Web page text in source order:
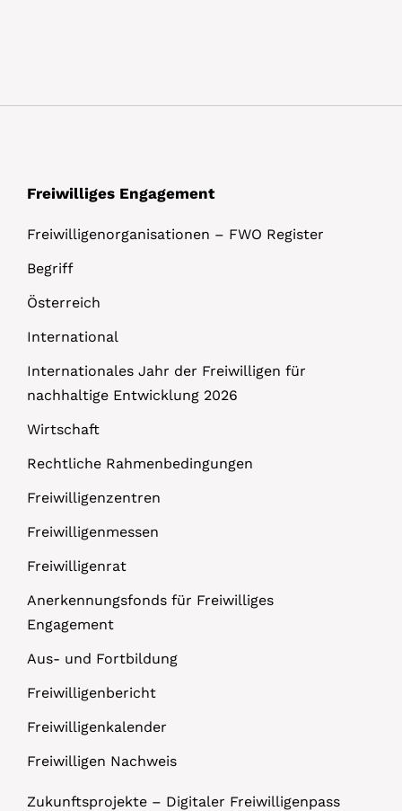
Freiwilliges Engagement
Freiwilligenorganisationen – FWO Register
Begriff
Österreich
International
Internationales Jahr der Freiwilligen für
nachhaltige Entwicklung 2026
Wirtschaft
Rechtliche Rahmenbedingungen
Freiwilligenzentren
Freiwilligenmessen
Freiwilligenrat
Anerkennungsfonds für Freiwilliges
Engagement
Aus- und Fortbildung
Freiwilligenbericht
Freiwilligenkalender
Freiwilligen Nachweis
Zukunftsprojekte – Digitaler Freiwilligenpass